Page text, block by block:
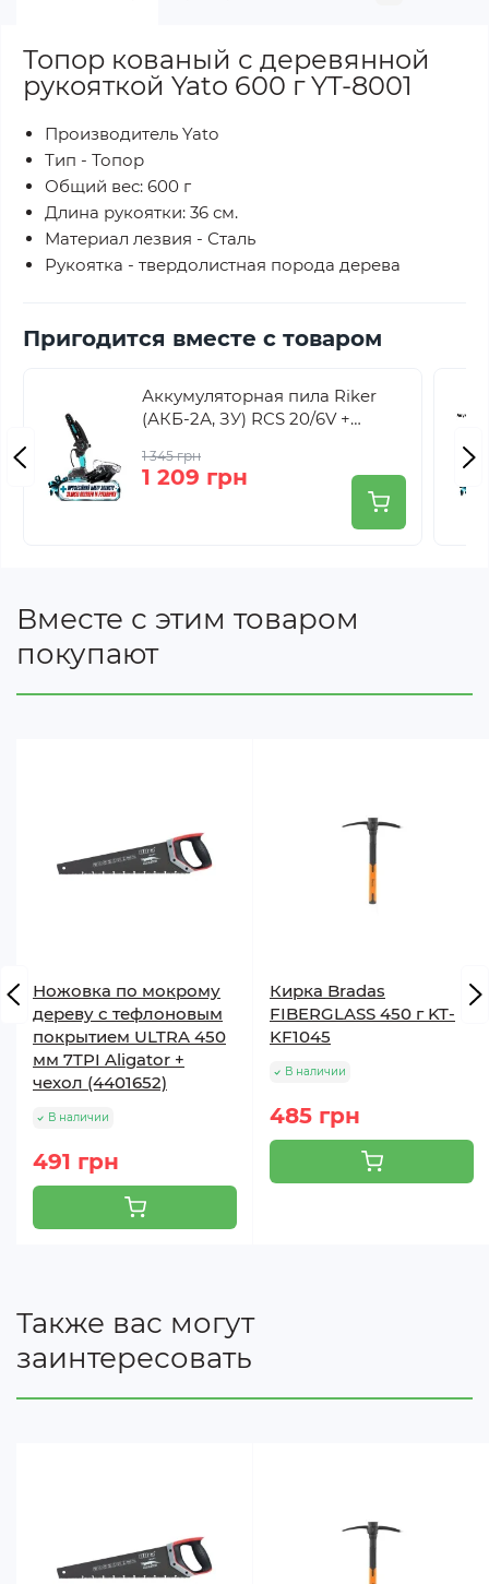
Топор кованый с деревянной
рукояткой Yato 600 г YT-8001
Производитель Yato
Тип - Топор
Общий вес: 600 г
Длина рукоятки: 36 см.
Материал лезвия - Сталь
Рукоятка - твердолистная порода дерева
Пригодится вместе с товаром
Аккумуляторная пила Riker
(АКБ-2А, ЗУ) RCS 20/6V +
защиты
1 345 грн
1 209 грн
Вместе с этим товаром
покупают
Ножовка по мокрому
дереву с тефлоновым
покрытием ULTRA 450
мм 7TPI Aligator +
чехол (4401652)
В наличии
491 грн
Кирка Bradas
FIBERGLASS 450 г KT-
KF1045
В наличии
485 грн
Также вас могут
заинтересовать